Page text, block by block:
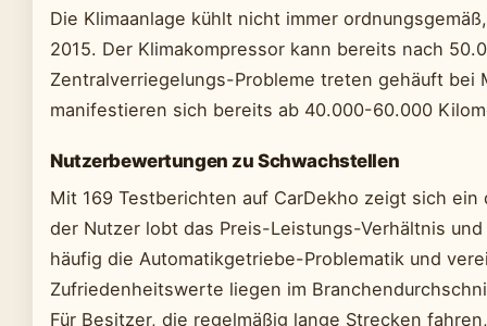
Die Klimaanlage kühlt nicht immer
2015. Der Klimakompressor kann bereits nach
Zentralverriegelungs-Probleme treten gehäuft bei
manifestieren sich bereits ab 40.000-60.000
Nutzerbewertungen zu Schwachstellen
Mit 169 Testberichten auf CarDekho zeigt sich
der Nutzer lobt das Preis-Leistungs-Verhältnis
häufig die Automatikgetriebe-Problematik und
Zufriedenheitswerte liegen im
Für Besitzer, die regelmäßig lange Strecken